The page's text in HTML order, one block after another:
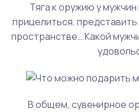
Тяга к оружию у мужчин
прицелиться,
пространстве… Какой
В общем, сувенирное